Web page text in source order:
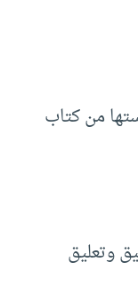
من كتاب
وتعليق